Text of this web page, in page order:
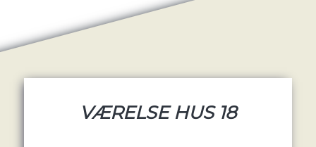
VÆRELSE HUS 18